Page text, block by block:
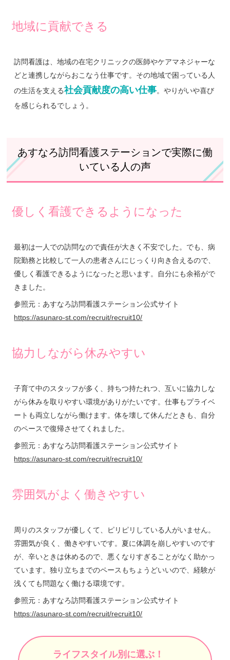
地域に貢献できる
訪問看護は、地域の在宅クリニックの医師やケアマネジャーな
どと連携しながらおこなう仕事です。その地域で困っている人
の生活を支える社会貢献度の高い仕事。やりがいや喜び
を感じられるでしょう。
あすなろ訪問看護ステーションで実際に働
いている人の声
優しく看護できるようになった
最初は一人での訪問なので責任が大きく不安でした。でも、病
院勤務と比較して一人の患者さんにじっくり向き合えるので、
優しく看護できるようになったと思います。自分にも余裕がで
きました。
参照元：あすなろ訪問看護ステーション公式サイト
https://asunaro-st.com/recruit/recruit10/
協力しながら休みやすい
子育て中のスタッフが多く、持ちつ持たれつ、互いに協力しな
がら休みを取りやすい環境がありがたいです。仕事もプライベ
ートも両立しながら働けます。体を壊して休んだときも、自分
のペースで復帰させてくれました。
参照元：あすなろ訪問看護ステーション公式サイト
https://asunaro-st.com/recruit/recruit10/
雰囲気がよく働きやすい
周りのスタッフが優しくて、ピリピリしている人がいません。
雰囲気が良く、働きやすいです。夏に体調を崩しやすいのです
が、辛いときは休めるので、悪くなりすぎることがなく助かっ
ています。独り立ちまでのペースもちょうどいいので、経験が
浅くても問題なく働ける環境です。
参照元：あすなろ訪問看護ステーション公式サイト
https://asunaro-st.com/recruit/recruit10/
ライフスタイル別に選ぶ！